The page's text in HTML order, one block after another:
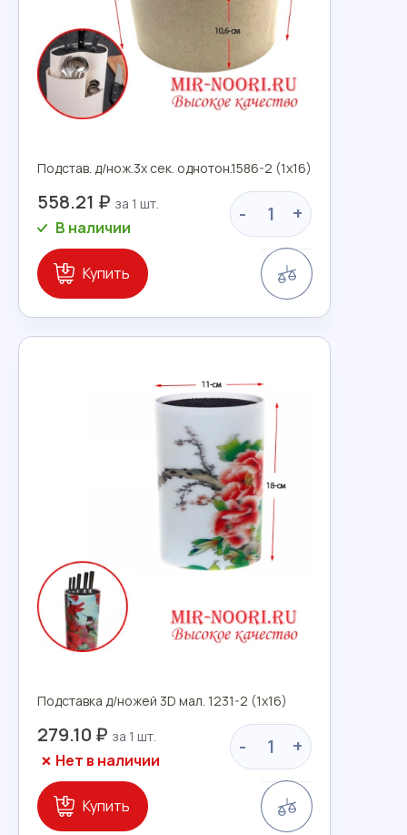
Подстав. д/нож.3х сек. однотон.1586-2 (1х16)
558.21 ₽ - +
В наличии
Купить
Подставка д/ножей 3D мал. 1231-2 (1х16)
279.10 ₽ - +
Нет в наличии
Купить